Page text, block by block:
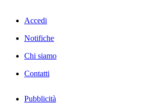
Accedi
Notifiche
Chi siamo
Contatti
Pubblicità